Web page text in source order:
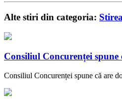
Alte stiri din categoria:
Consiliul Concurenței
Consiliul Concurenței spune că are